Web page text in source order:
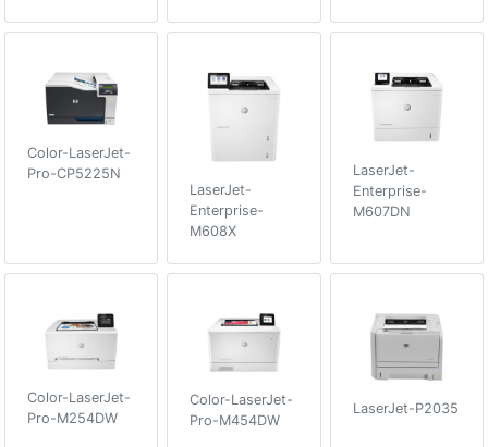
Color-LaserJet-
Pro-CP5225N
LaserJet-
Enterprise-
M608X
LaserJet-
Enterprise-
M607DN
Color-LaserJet-
Pro-M254DW
Color-LaserJet-
Pro-M454DW
LaserJet-P2035